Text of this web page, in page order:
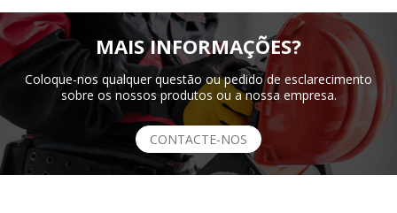
MAIS INFORMAÇÕES?
Coloque-nos qualquer questão ou pedido de esclarecimento
sobre os nossos produtos ou a nossa empresa.
CONTACTE-NOS